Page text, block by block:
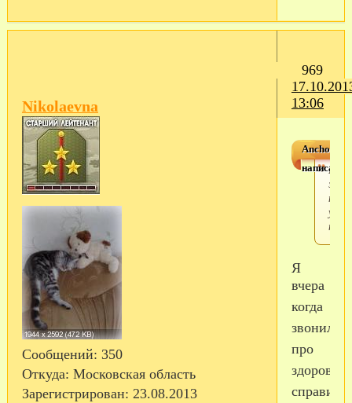
969
13:06
Nikolaevna
Сообщений: 350
Откуда: Московская область
Зарегистрирован: 23.08.2013
Anchous
это
у нас
Я
вчера
когда
звонила
про
здоровье